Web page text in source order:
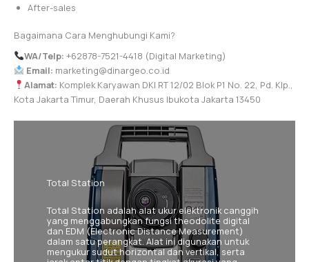
After-sales
Bagaimana Cara Menghubungi Kami?
WA/Telp: +62878-7521-4418 (Digital Marketing)
Email: marketing@dinargeo.co.id
Alamat: Komplek Karyawan DKI RT 12/02 Blok P1 No. 22, Pd. Klp.,
Kota Jakarta Timur, Daerah Khusus Ibukota Jakarta 13450
Total Station
Total Station adalah alat ukur elektronik canggih
yang menggabungkanfungsi theodolite digital
dan EDM (Electronic Distance Measurement)
dalam satu perangkat. Alat ini digunakan untuk
mengukur sudut horizontal dan vertikal, serta